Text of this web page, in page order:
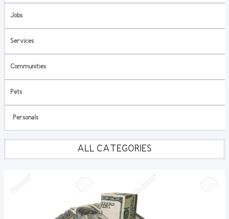
Jobs
Services
Communities
Pets
Personals
ALL CATEGORIES